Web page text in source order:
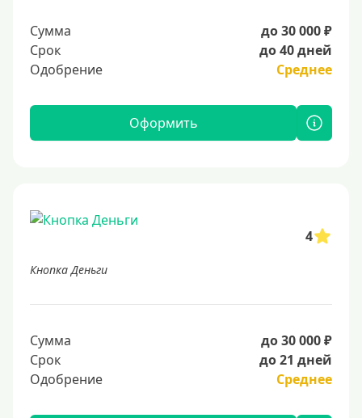
Сумма
до 30 000 ₽
Срок
до 40 дней
Одобрение
Среднее
Оформить
4
Кнопка Деньги
Сумма
до 30 000 ₽
Срок
до 21 дней
Одобрение
Среднее